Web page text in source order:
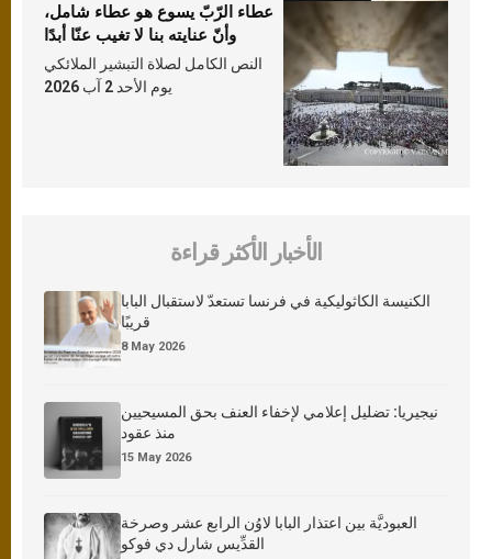
عطاء الرّبّ يسوع هو عطاء شامل،
وأنّ عنايته بنا لا تغيب عنّا أبدًا
النص الكامل لصلاة التبشير الملائكي
يوم الأحد 2 آب 2026
الأخبار الأكثر قراءة
الكنيسة الكاثوليكية في فرنسا تستعدّ لاستقبال البابا
قريبًا
8 May 2026
نيجيريا: تضليل إعلامي لإخفاء العنف بحق المسيحيين
منذ عقود
15 May 2026
العبوديَّة بين اعتذار البابا لاوُن الرابع عشر وصرخة
القدِّيس شارل دي فوكو